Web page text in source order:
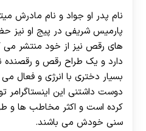
نام پدر او جواد و نام مادرش
پارمیس شریفی در پیج او نیز
های رقص نیز از خود منتشر می
دارد و یک طراح رقص و
بسیار دختری با انرژی و فعال
دوست داشتنی این
کرده است و اکثر مخاطب ها و
سنی خودش می باشند.